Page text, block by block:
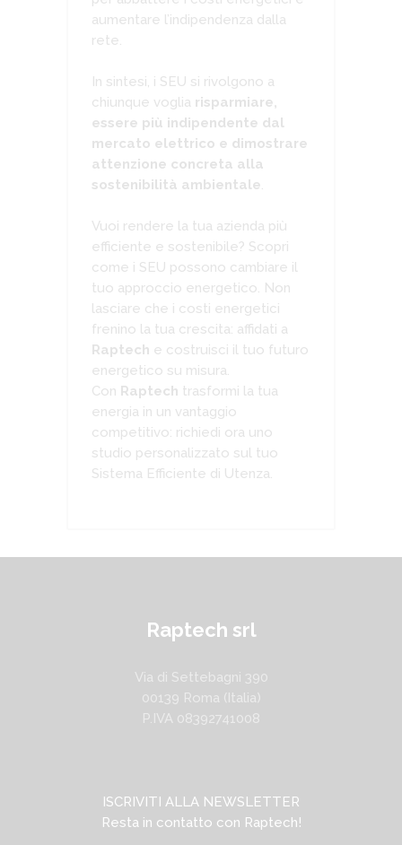
aumentare l’indipendenza dalla
rete.
In sintesi, i SEU si rivolgono a
chiunque voglia risparmiare,
essere più indipendente dal
mercato elettrico e dimostrare
attenzione concreta alla
sostenibilità ambientale.
Vuoi rendere la tua azienda più
efficiente e sostenibile? Scopri
come i SEU possono cambiare il
tuo approccio energetico. Non
lasciare che i costi energetici
frenino la tua crescita: affidati a
Raptech e costruisci il tuo futuro
energetico su misura.
Con Raptech trasformi la tua
energia in un vantaggio
competitivo: richiedi ora uno
studio personalizzato sul tuo
Sistema Efficiente di Utenza.
Raptech srl
Via di Settebagni 390
00139 Roma (Italia)
P.IVA 08392741008
ISCRIVITI ALLA NEWSLETTER
Resta in contatto con Raptech!